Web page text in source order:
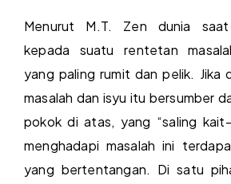
Menurut M.T. Zen dunia
kepada suatu rentetan
yang paling rumit dan pelik. Jika
masalah dan isyu itu bersumber
pokok di atas, yang “saling
menghadapi masalah ini
yang bertentangan. Di satu